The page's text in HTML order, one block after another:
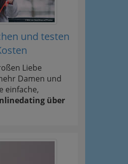
und testen
Liebe
Damen und
einfache,
über